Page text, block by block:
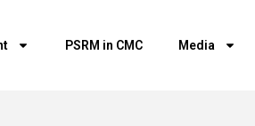
PSRM in CMC Media